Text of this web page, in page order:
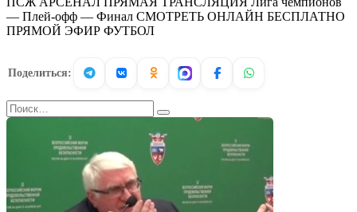
— Плей-офф — Финал СМОТРЕТЬ ОНЛАЙН БЕСПЛАТНО
ПРЯМОЙ ЭФИР ФУТБОЛ
Поделиться:
Search
for: